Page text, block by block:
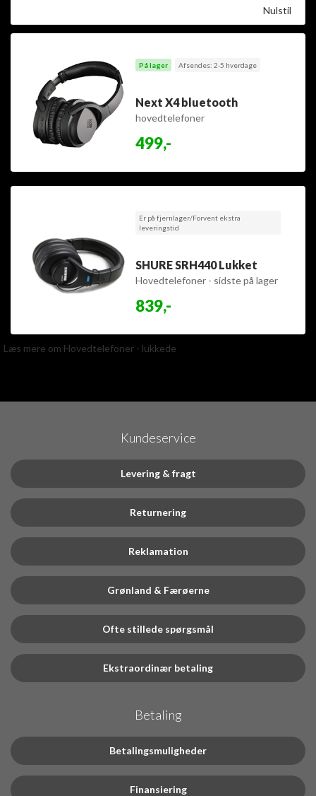
Nulstil
På lager Afsendes: 2-5 hverdage
Next X4 bluetooth
hovedtelefoner
499,-
Er på fjernlager/Forvent ekstra
leveringstid
SHURE SRH440 Lukket
Hovedtelefoner - sidste på lager
839,-
Læs mere om Hovedtelefoner - lukkede
Kundeservice
Levering & fragt
Returnering
Reklamation
Grønland & Færøerne
Ofte stillede spørgsmål
Ekstraordinær betaling
Betaling
Betalingsmuligheder
Finansiering